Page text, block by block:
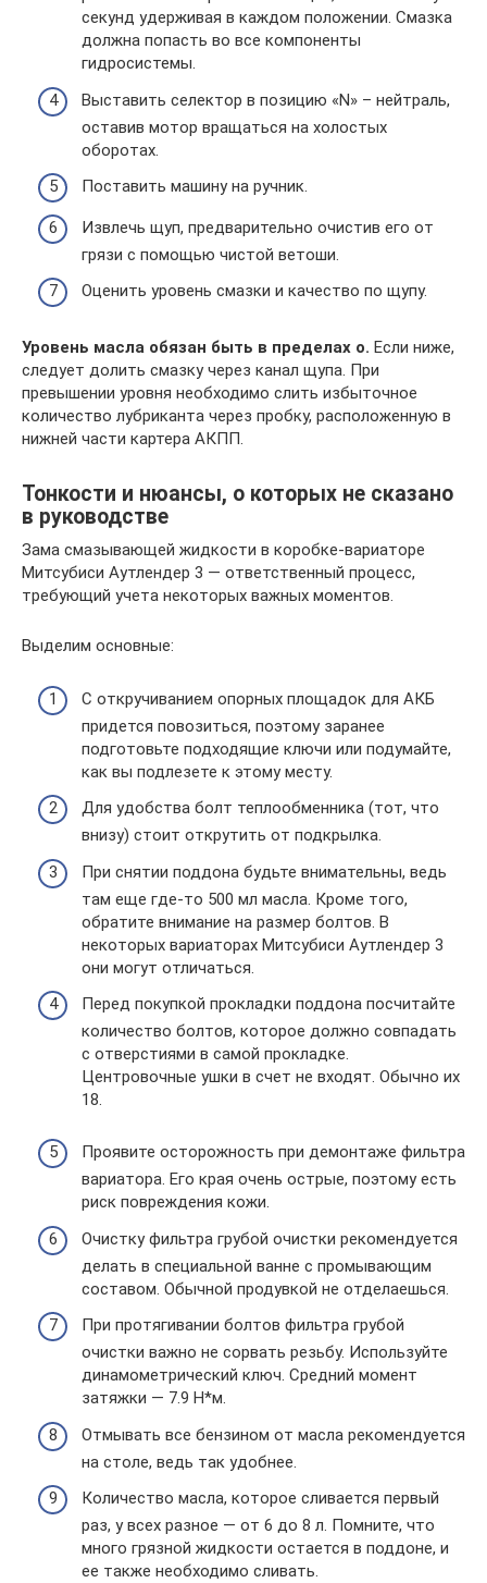
секунд удерживая в каждом положении. Смазка
должна попасть во все компоненты
гидросистемы.
Выставить селектор в позицию «N» – нейтраль,
оставив мотор вращаться на холостых
оборотах.
Поставить машину на ручник.
Извлечь щуп, предварительно очистив его от
грязи с помощью чистой ветоши.
Оценить уровень смазки и качество по щупу.
Уровень масла обязан быть в пределах о. Если ниже,
следует долить смазку через канал щупа. При
превышении уровня необходимо слить избыточное
количество лубриканта через пробку, расположенную в
нижней части картера АКПП.
Тонкости и нюансы, о которых не сказано
в руководстве
Зама смазывающей жидкости в коробке-вариаторе
Митсубиси Аутлендер 3 — ответственный процесс,
требующий учета некоторых важных моментов.
Выделим основные:
С откручиванием опорных площадок для АКБ
придется повозиться, поэтому заранее
подготовьте подходящие ключи или подумайте,
как вы подлезете к этому месту.
Для удобства болт теплообменника (тот, что
внизу) стоит открутить от подкрылка.
При снятии поддона будьте внимательны, ведь
там еще где-то 500 мл масла. Кроме того,
обратите внимание на размер болтов. В
некоторых вариаторах Митсубиси Аутлендер 3
они могут отличаться.
Перед покупкой прокладки поддона посчитайте
количество болтов, которое должно совпадать
с отверстиями в самой прокладке.
Центровочные ушки в счет не входят. Обычно их
18.
Проявите осторожность при демонтаже фильтра
вариатора. Его края очень острые, поэтому есть
риск повреждения кожи.
Очистку фильтра грубой очистки рекомендуется
делать в специальной ванне с промывающим
составом. Обычной продувкой не отделаешься.
При протягивании болтов фильтра грубой
очистки важно не сорвать резьбу. Используйте
динамометрический ключ. Средний момент
затяжки — 7.9 Н*м.
Отмывать все бензином от масла рекомендуется
на столе, ведь так удобнее.
Количество масла, которое сливается первый
раз, у всех разное — от 6 до 8 л. Помните, что
много грязной жидкости остается в поддоне, и
ее также необходимо сливать.